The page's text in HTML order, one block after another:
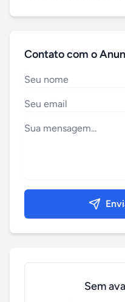
Contato com o
Sem